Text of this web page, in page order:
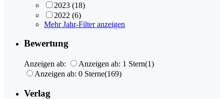
2023 (18)
2022 (6)
Mehr Jahr-Filter anzeigen
Bewertung
Anzeigen ab: Anzeigen ab: 1 Stern(1)
Anzeigen ab: 0 Sterne(169)
Verlag